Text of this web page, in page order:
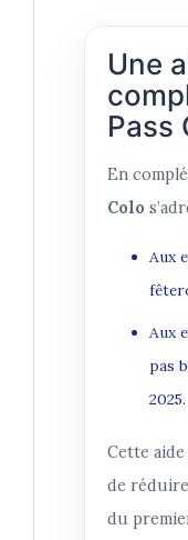
Une
Pass
En
Colo
Aux
Aux
pas
2025.
Cette
de
du